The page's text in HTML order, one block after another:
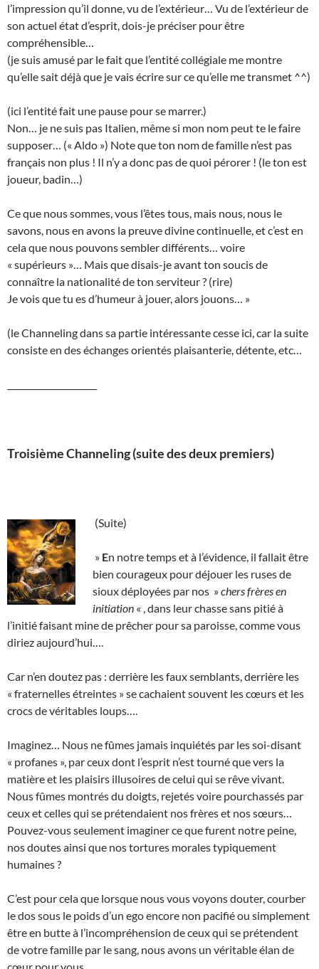
l’impression qu’il donne, vu de l’extérieur… Vu de l’extérieur de
son actuel état d’esprit, dois-je préciser pour être
compréhensible…
(je suis amusé par le fait que l’entité collégiale me montre
qu’elle sait déjà que je vais écrire sur ce qu’elle me transmet ^^)
(ici l’entité fait une pause pour se marrer.)
Non… je ne suis pas Italien, même si mon nom peut te le faire
supposer… (« Aldo ») Note que ton nom de famille n’est pas
français non plus ! Il n’y a donc pas de quoi pérorer ! (le ton est
joueur, badin…)
Ce que nous sommes, vous l’êtes tous, mais nous, nous le
savons, nous en avons la preuve divine continuelle, et c’est en
cela que nous pouvons sembler différents… voire
« supérieurs »… Mais que disais-je avant ton soucis de
connaître la nationalité de ton serviteur ? (rire)
Je vois que tu es d’humeur à jouer, alors jouons… »
(le Channeling dans sa partie intéressante cesse ici, car la suite
consiste en des échanges orientés plaisanterie, détente, etc…
Troisième Channeling (suite des deux premiers)
(Suite)
» En notre temps et à l’évidence, il fallait être
bien courageux pour déjouer les ruses de
sioux déployées par nos »chers frères en
initiation « , dans leur chasse sans pitié à
l’initié faisant mine de prêcher pour sa paroisse, comme vous
diriez aujourd’hui….
Car n’en doutez pas : derrière les faux semblants, derrière les
« fraternelles étreintes » se cachaient souvent les cœurs et les
crocs de véritables loups….
Imaginez… Nous ne fûmes jamais inquiétés par les soi-disant
« profanes », par ceux dont l’esprit n’est tourné que vers la
matière et les plaisirs illusoires de celui qui se rêve vivant.
Nous fûmes montrés du doigts, rejetés voire pourchassés par
ceux et celles qui se prétendaient nos frères et nos sœurs…
Pouvez-vous seulement imaginer ce que furent notre peine,
nos doutes ainsi que nos tortures morales typiquement
humaines ?
C’est pour cela que lorsque nous vous voyons douter, courber
le dos sous le poids d’un ego encore non pacifié ou simplement
être en butte à l’incompréhension de ceux qui se prétendent
de votre famille par le sang, nous avons un véritable élan de
cœur pour vous…